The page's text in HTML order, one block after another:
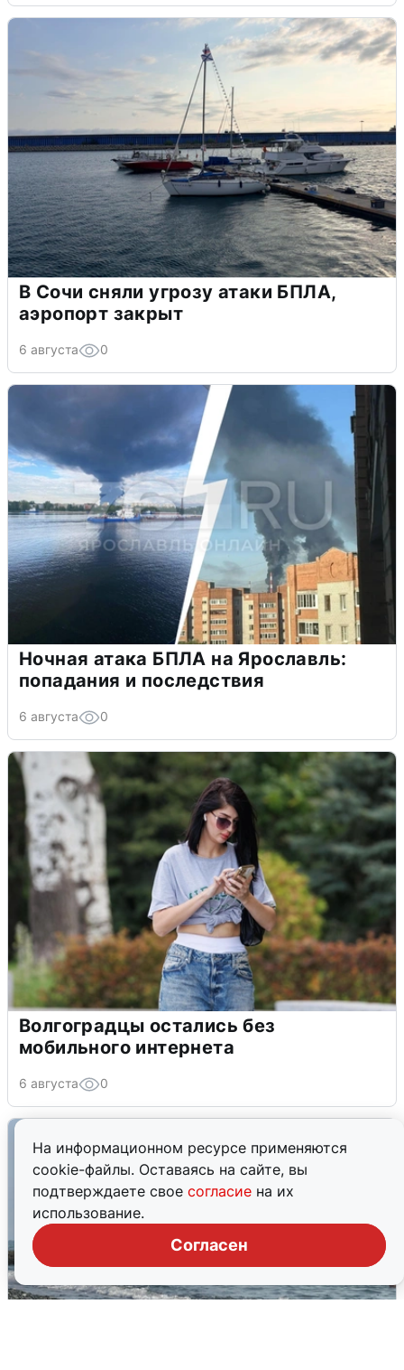
На информационном ресурсе применяются
cookie-файлы. Оставаясь на сайте, вы
подтверждаете свое согласие на их
использование.
Согласен
В Сочи сняли угрозу атаки БПЛА,
аэропорт закрыт
6 августа 0
Ночная атака БПЛА на Ярославль:
попадания и последствия
6 августа 0
Волгоградцы остались без
мобильного интернета
6 августа 0